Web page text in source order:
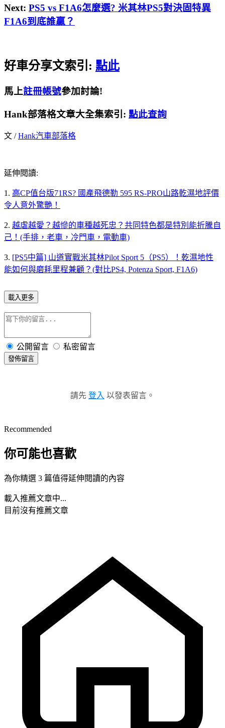
Next: PS5 vs F1A6怎麼選? 米其林PS5對決固特異
F1A6到底誰贏？
好車分享文索引: 點此
馬上註冊帳號參加討論!
Hank部落格文章大全集索引: 點此查詢
文 /Hank汽車部落格
延伸閱讀:
1. 高CP值台版71RS? 國產飛德勒 595 RS-PRO山路乾濕地評價
令人意外驚艷！
2. 越虐越愛？越慘的車種越死忠？共同特色都是特別能折騰自
己！(手排，老車，冷門車，電動車)
3. [PS5中篇] 山道實戰米其林Pilot Sport 5（PS5）！乾濕地性
能如何與磨耗里程兼顧？(對比PS4, Potenza Sport, F1A6)
載入更多
公開留言 私密留言
發佈留言
請先 登入 以發表留言。
Recommended
你可能也喜歡
為你精選 3 篇值得延伸閱讀的內容
載入推薦文章中...
目前沒有推薦文章